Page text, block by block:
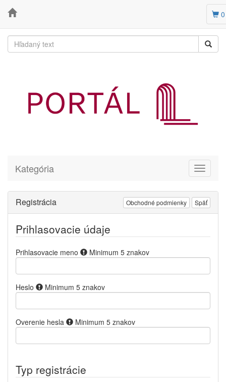
0
Toggle
Kategória
Registrácia Obchodné podmienky Späť
Prihlasovacie údaje
Prihlasovacie meno Minimum 5 znakov
Heslo Minimum 5 znakov
Overenie hesla Minimum 5 znakov
Typ registrácie